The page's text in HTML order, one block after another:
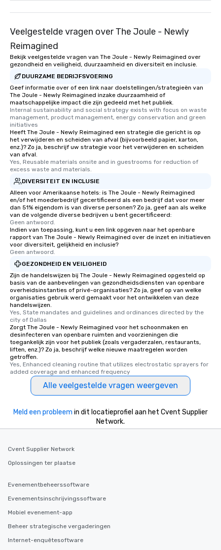
Veelgestelde vragen over The Joule - Newly
Reimagined
Bekijk veelgestelde vragen van The Joule - Newly Reimagined over
gezondheid en veiligheid, duurzaamheid en diversiteit en inclusie.
DUURZAME BEDRIJFSVOERING
Geef informatie over of een link naar doelstellingen/strategieën van
The Joule - Newly Reimagined inzake duurzaamheid of
maatschappelijke impact die zijn gedeeld met het publiek.
Internal sustainability and social strategy exists with focus on waste
management, product management, energy conservation and green
initiatives
Heeft The Joule - Newly Reimagined een strategie die gericht is op
het verwijderen en scheiden van afval (bijvoorbeeld papier, karton,
enz.)? Zo ja, beschrijf uw strategie voor het verwijderen en scheiden
van afval.
Yes, Reusable materials onsite and in guestrooms for reduction of
excess waste and materials.
DIVERSITEIT EN INCLUSIE
Alleen voor Amerikaanse hotels: is The Joule - Newly Reimagined
en/of het moederbedrijf gecertificeerd als een bedrijf dat voor meer
dan 51% eigendom is van diverse personen? Zo ja, geef aan als welke
van de volgende diverse bedrijven u bent gecertificeerd:
Geen antwoord.
Indien van toepassing, kunt u een link opgeven naar het openbare
rapport van The Joule - Newly Reimagined over de inzet en initiatieven
voor diversiteit, gelijkheid en inclusie?
Geen antwoord.
GEZONDHEID EN VEILIGHEID
Zijn de handelswijzen bij The Joule - Newly Reimagined opgesteld op
basis van de aanbevelingen van gezondheidsdiensten van openbare
overheidsinstanties of privé-organisaties? Zo ja, geef op van welke
organisaties gebruik werd gemaakt voor het ontwikkelen van deze
handelswijzen.
Yes, State mandates and guidelines and ordinances directed by the
city of Dallas
Zorgt The Joule - Newly Reimagined voor het schoonmaken en
desinfecteren van openbare ruimten and voorzieningen die
toegankelijk zijn voor het publiek (zoals vergaderzalen, restaurants,
liften, enz.)? Zo ja, beschrijf welke nieuwe maatregelen worden
getroffen.
Yes, Enhanced cleaning routine that utilizes electrostatic sprayers for
added coverage and enhanced frequency
Alle veelgestelde vragen weergeven
Meld een probleem in dit locatieprofiel aan het Cvent Supplier
Network.
Cvent Supplier Network
Oplossingen ter plaatse
Evenementbeheerssoftware
Evenementsinschrijvingssoftware
Mobiel evenement-app
Beheer strategische vergaderingen
Internet-enquêtesoftware